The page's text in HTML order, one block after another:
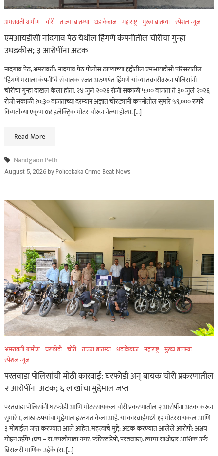
अमरावती ग्रामीण चोरी ताज्या बातम्या धडाकेबाज महाराष्ट्र मुख्य बातम्या स्पेशल न्यूज
एमआयडीसी नांदगाव पेठ येथील हिंगणे कंपनीतील चोरीचा गुन्हा
उघडकीस; ३ आरोपींना अटक
नांदगाव पेठ, अमरावती: नांदगाव पेठ पोलीस ठाण्याच्या हद्दीतील एमआयडीसी परिसरातील
‘हिंगणे मसाला कंपनी’चे संचालक रजत अरुणपंत हिंगणे यांच्या तक्रारीवरून पोलिसांनी
चोरीचा गुन्हा दाखल केला होता. २४ जुलै २०२६ रोजी सकाळी ५:०० वाजता ते ३० जुलै २०२६
रोजी सकाळी १०:३० वाजताच्या दरम्यान अज्ञात चोरट्यांनी कंपनीतील सुमारे ५९,००० रुपये
किमतीच्या एकूण ०४ इलेक्ट्रिक मोटर चोरून नेल्या होत्या. […]
Read More
Nandgaon Peth
August 5, 2026byPolicekaka Crime Beat News
अमरावती ग्रामीण घरफोडी चोरी ताज्या बातम्या धडाकेबाज महाराष्ट्र मुख्य बातम्या
स्पेशल न्यूज
परतवाडा पोलिसांची मोठी कारवाई: घरफोडी अन् बायक चोरी प्रकरणातील
२ आरोपींना अटक; ६ लाखांचा मुद्देमाल जप्त
परतवाडा पोलिसांनी घरफोडी आणि मोटरसायकल चोरी प्रकरणातील २ आरोपींना अटक करून
सुमारे ६ लाख रुपयांचा मुद्देमाल हस्तगत केला आहे. या कारवाईमध्ये १२ मोटरसायकल आणि
३ मोबाईल जप्त करण्यात आले आहेत. महत्त्वाचे मुद्दे: अटक करण्यात आलेले आरोपी: अक्षय
मोहन उईके (वय – रा. कालीमाता नगर, फॉरेस्ट डेपो, परतवाडा). त्याचा साथीदार आशिक उर्फ
बिसलरी माणिक उईके (रा. […]